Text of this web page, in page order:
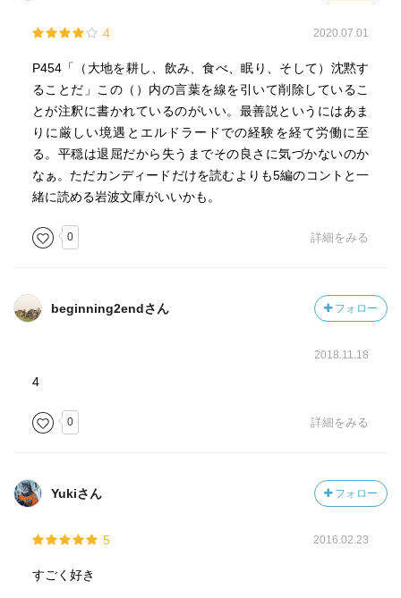
4 2020.07.01
P454「（大地を耕し、飲み、食べ、眠り、そして）沈黙す
ることだ」この（）内の言葉を線を引いて削除しているこ
とが注釈に書かれているのがいい。最善説というにはあま
りに厳しい境遇とエルドラードでの経験を経て労働に至
る。平穏は退屈だから失うまでその良さに気づかないのか
なぁ。ただカンディードだけを読むよりも5編のコントと一
緒に読める岩波文庫がいいかも。
0 詳細をみる
beginning2endさん フォロー
2018.11.18
4
0 詳細をみる
Yukiさん フォロー
5 2016.02.23
すごく好き